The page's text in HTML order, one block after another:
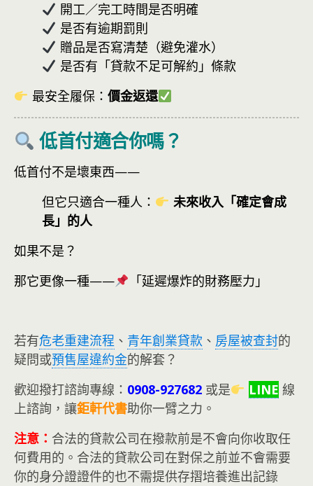
開工／完工時間是否明確
是否有逾期罰則
贈品是否寫清楚（避免灌水）
是否有「貸款不足可解約」條款
最安全履保： 價金返還
低首付適合你嗎？
低首付不是壞東西——
但它只適合一種人：
未來收入「確定會成
長」的人
如果不是？
那它更像一種——
「延遲爆炸的財務壓力」
若有危老重建流程 、 青年創業貸款 、 房屋被查封的
疑問或預售屋違約金的解套？
歡迎撥打諮詢專線： 0908-927682 或是 LINE 線
上諮詢，讓鉅軒代書助你一臂之力。
注意： 合法的貸款公司在撥款前是不會向你收取任
何費用的。合法的貸款公司在對保之前並不會需要
你的身分證證件的也不需提供存摺培養進出記錄